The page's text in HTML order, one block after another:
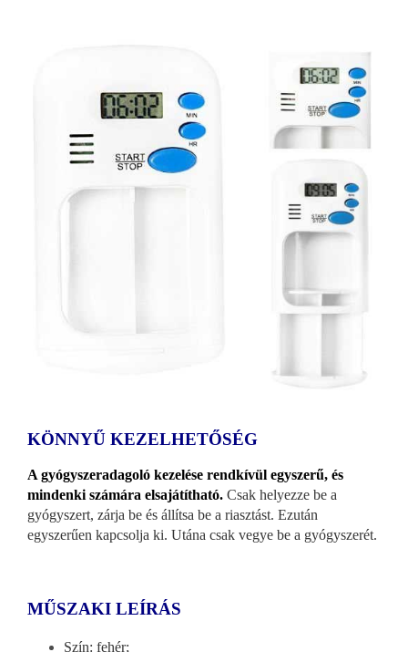
KÖNNYŰ KEZELHETŐSÉG
A gyógyszeradagoló kezelése rendkívül egyszerű, és
mindenki számára elsajátítható. Csak helyezze be a
gyógyszert, zárja be és állítsa be a riasztást. Ezután
egyszerűen kapcsolja ki. Utána csak vegye be a gyógyszerét.
MŰSZAKI LEÍRÁS
Szín: fehér;